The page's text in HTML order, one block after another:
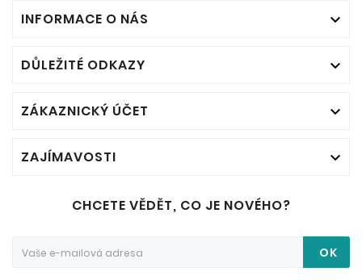
INFORMACE O NÁS 
DŮLEŽITÉ ODKAZY 
ZÁKAZNICKÝ ÚČET 
ZAJÍMAVOSTI 
CHCETE VĚDĚT, CO JE NOVÉHO?
OK